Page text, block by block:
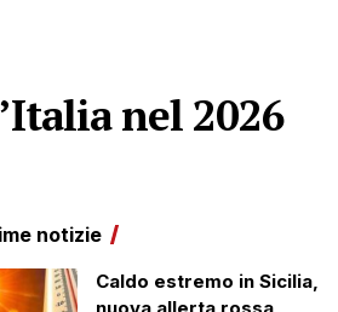
nel 2026
notizie
Caldo estremo in Sicilia,